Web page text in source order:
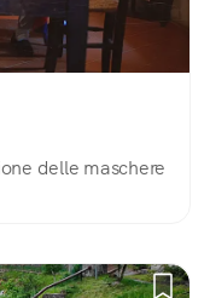
delle maschere